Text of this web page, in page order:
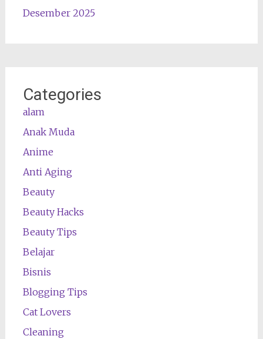
Desember 2025
Categories
alam
Anak Muda
Anime
Anti Aging
Beauty
Beauty Hacks
Beauty Tips
Belajar
Bisnis
Blogging Tips
Cat Lovers
Cleaning